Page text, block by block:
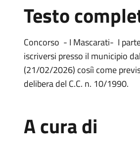
Testo
Concorso - I Mascarati- I
iscriversi presso il municipio
(21/02/2026) cosiì come
delibera del C.C. n. 10/1990.
A cura di